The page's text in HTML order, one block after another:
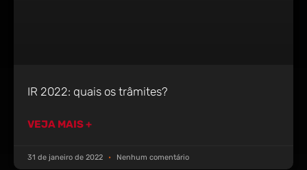
IR 2022: quais os trâmites?
VEJA MAIS +
31 de janeiro de 2022 Nenhum comentário